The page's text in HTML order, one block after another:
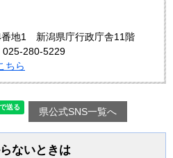
番地1 新潟県庁行政庁舎11階
025-280-5229
ちら
県公式SNS一覧へ
ないときは